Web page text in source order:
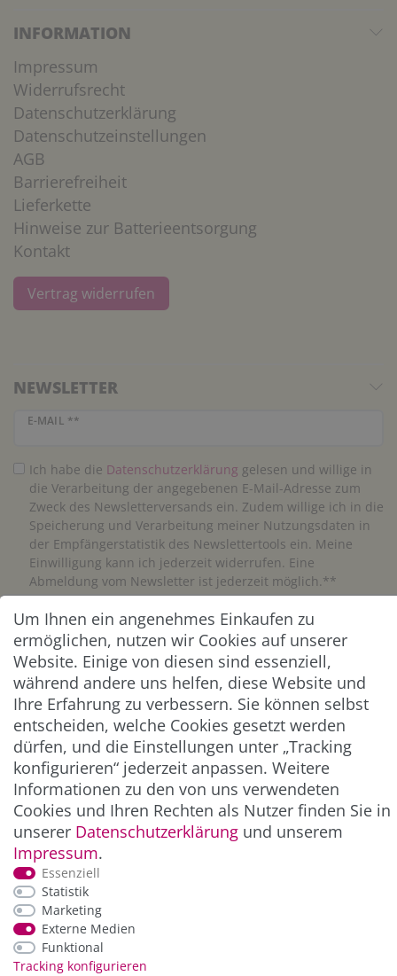
INFORMATION
Impressum
Widerrufsrecht
Datenschutzerklärung
Datenschutzeinstellungen
AGB
Barrierefreiheit
Lieferkette
Hinweise zur Batterieentsorgung
Kontakt
Vertrag widerrufen
NEWSLETTER
E-MAIL **
Newsletter Honig
Ich habe die Daten­schutz­erklärung gelesen und willige in
die Verarbeitung der angegebenen E-Mail-Adresse zum
Zweck des Newsletterversands ein. Zudem willige ich in die
Speicherung und Verarbeitung meiner Nutzungsdaten in
der Empfängerstatistik des Newslettertools ein. Meine
Einwilligung kann ich jederzeit widerrufen. Eine
Abmeldung vom Newsletter ist jederzeit möglich.**
Abonnieren
** Hierbei handelt es sich um ein Pflichtfeld.
ZAHLUNG & VERSAND
*Alle Preise inkl. der gesetzl. MwSt. zzgl.
und Versandkosten
Um Ihnen ein angenehmes Einkaufen zu
ermöglichen, nutzen wir Cookies auf unserer
Website. Einige von diesen sind essenziell,
während andere uns helfen, diese Website und
Ihre Erfahrung zu verbessern. Sie können selbst
entscheiden, welche Cookies gesetzt werden
dürfen, und die Einstellungen unter „Tracking
konfigurieren“ jederzeit anpassen. Weitere
Informationen zu den von uns verwendeten
Cookies und Ihren Rechten als Nutzer finden Sie in
unserer Daten­schutz­erklärung und unserem
Impressum.
Essenziell
Statistik
Marketing
Externe Medien
Funktional
Tracking konfigurieren